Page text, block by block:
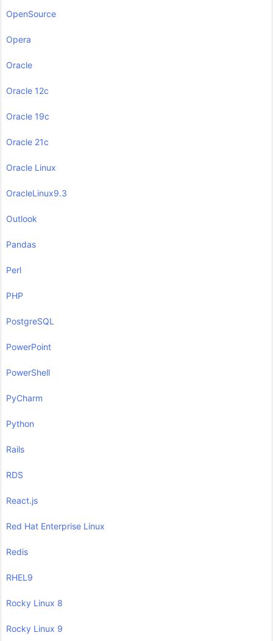
OpenSource
Opera
Oracle
Oracle 12c
Oracle 19c
Oracle 21c
Oracle Linux
OracleLinux9.3
Outlook
Pandas
Perl
PHP
PostgreSQL
PowerPoint
PowerShell
PyCharm
Python
Rails
RDS
React.js
Red Hat Enterprise Linux
Redis
RHEL9
Rocky Linux 8
Rocky Linux 9